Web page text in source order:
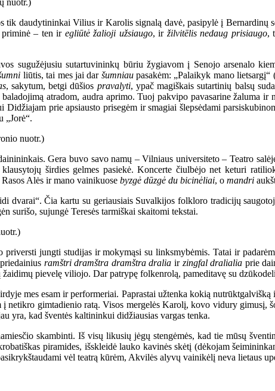
tik daudytininkai Vilius ir Karolis signalą davė, pasipylė į
priminė – ten ir egliūtė žalioji užsiaugo, ir žilvitēlis nedaug prisiaugo,
sugužėjusiu sutartuvininkų būriu žygiavom į Senojo arsenalo
liūtis, tai mes jai dar šumniaupasakėm: „Palaikyk mano
, sakytum, betgi dūšios pravalyti, ypač magiškais sutartinių balsų
atradom, audra aprimo. Tuoj pakvipo pavasarine žaluma
prie apsiausto prisegėm ir smagiai šlepsėdami
„Jorė“.
Gera buvo savo namų – Vilniaus universiteto – Teatro
širdies gelmes pasiekė. Koncerte čiulbėjo net keturi
Alės ir mano vainikuose byzgė dūzgė du bicinėliai, o mandri
dvarai“. Čia kartu su geriausiais Suvalkijos folkloro tradicijų
surišo, sujungė Teresės tarmiškai skaitomi tekstai.
jungti studijas ir mokymąsi su linksmybėmis. Tatai ir
ramštri dramštra dramštra dralia ir zingfal dralialia prie
pievelę viliojo. Dar patrypę folkenrolą, pameditavę su
mes esam ir performeriai. Paprastai užtenka kokią
gimtadienio ratą. Visos mergelės Karolį, kovo vidury gimusį,
yra, kad šventės kaltininkui didžiausias vargas tenka.
skambinti. Iš visų likusių jėgų stengėmės, kad tie mūsų
piramides, išskleidė lauko kavinės skėtį (dėkojam
vėl teatrą kūrėm, Akvilės alyvų vainikėlį neva lietaus